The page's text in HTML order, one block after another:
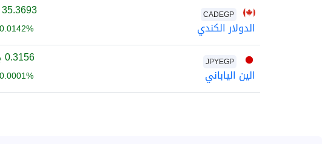
CADEGP
الدولار الكندي
35.3693
JPYEGP
الين الياباني
0.3156